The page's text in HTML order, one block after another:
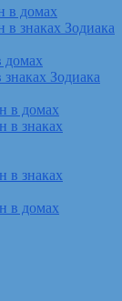
в домах
в знаках Зодиака
домах
Зодиака
в домах
в знаках
в знаках
в домах